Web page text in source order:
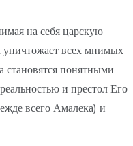
на себя царскую
уничтожает всех мнимых
становятся понятными
и престол Его
всего Амалека) и